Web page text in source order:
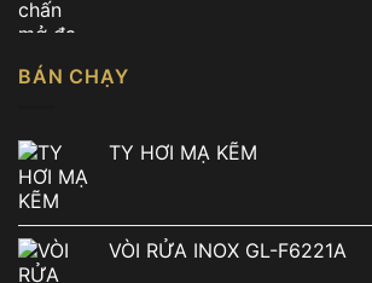
BÁN CHẠY
TY HƠI MẠ KẼM
VÒI RỬA INOX GL-F6221A